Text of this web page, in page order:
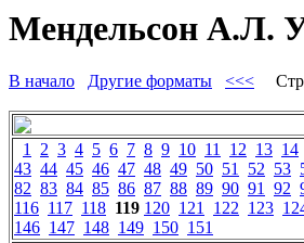
Мендельсон А.Л.
В начало Другие форматы <<<
1 2 3 4 5 6 7 8 9 10 11 12 13 14
43 44 45 46 47 48 49 50 51 52 53
82 83 84 85 86 87 88 89 90 91 92
116 117 118 119 120 121 122 123
146 147 148 149 150 151